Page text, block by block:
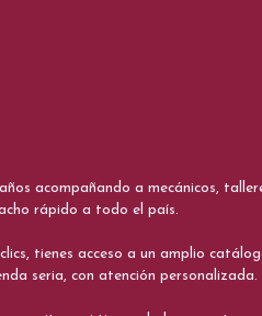
acompañando a mecánicos,
rápido a todo el país.
tienes acceso a un amplio
seria, con atención personalizada.